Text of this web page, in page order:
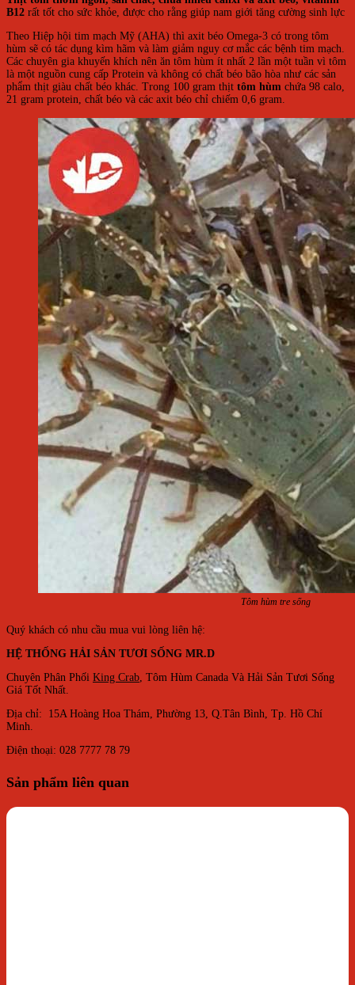
B12 rất tốt cho sức khỏe, được cho rằng giúp nam giới tăng cường sinh lực
Theo Hiệp hội tim mạch Mỹ (AHA) thì axit béo Omega-3 có trong tôm
hùm sẽ có tác dụng kìm hãm và làm giảm nguy cơ mắc các bệnh tim mạch.
Các chuyên gia khuyến khích nên ăn tôm hùm ít nhất 2 lần một tuần vì tôm
là một nguồn cung cấp Protein và không có chất béo bão hòa như các sản
phẩm thịt giàu chất béo khác. Trong 100 gram thịt tôm hùm chứa 98 calo,
21 gram protein, chất béo và các axit béo chỉ chiếm 0,6 gram.
Tôm hùm tre sống
Quý khách có nhu cầu mua vui lòng liên hệ:
HỆ THỐNG HẢI SẢN TƯƠI SỐNG MR.D
Chuyên Phân Phối King Crab, Tôm Hùm Canada Và Hải Sản Tươi Sống
Giá Tốt Nhất.
Địa chỉ: 15A Hoàng Hoa Thám, Phường 13, Q.Tân Bình, Tp. Hồ Chí
Minh.
Điện thoại: 028 7777 78 79
Sản phẩm liên quan